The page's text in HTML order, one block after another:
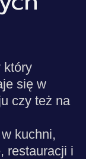
który
się w
czy też na
kuchni,
restauracji i